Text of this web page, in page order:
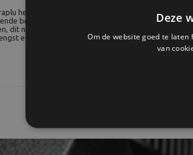
heeft aan de binnenzijde een witte folie en aan de
bekleding. De flitsparaplu wordt gebruikt om
dit noemen ze ook wel een soft effect. De zwart/
en wordt gebruikt om redelijk zacht licht te
Deze
Om de website goed te
van